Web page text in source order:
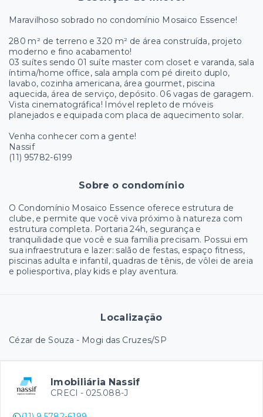
Maravilhoso sobrado no condomínio Mosaico Essence!
280 m² de terreno e 320 m² de área construída, projeto
moderno e fino acabamento!
03 suítes sendo 01 suíte master com closet e varanda, sala
íntima/home office, sala ampla com pé direito duplo,
lavabo, cozinha americana, área gourmet, piscina
aquecida, área de serviço, depósito. 06 vagas de garagem.
Vista cinematográfica! Imóvel repleto de móveis
planejados e equipada com placa de aquecimento solar.
Venha conhecer com a gente!
Nassif
(11) 95782-6199
Sobre o condomínio
O Condomínio Mosaico Essence oferece estrutura de
clube, e permite que você viva próximo à natureza com
estrutura completa. Portaria 24h, segurança e
tranquilidade que você e sua família precisam. Possui em
sua infraestrutura e lazer: salão de festas, espaço fitness,
piscinas adulta e infantil, quadras de tênis, de vôlei de areia
e poliesportiva, play kids e play aventura.
Localização
Cézar de Souza - Mogi das Cruzes/SP
Imobiliária Nassif
CRECI - 025.088-J